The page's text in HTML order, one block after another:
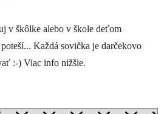
v škôlke alebo v škole deťom
Každá sovička je darčekovo
:-) Viac info nižšie.